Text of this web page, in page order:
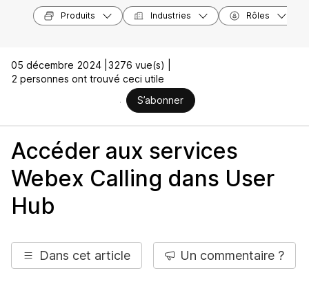
Produits Industries Rôles
05 décembre 2024 | 3276 vue(s) |
2 personnes ont trouvé ceci utile
S’abonner
Accéder aux services
Webex Calling dans User
Hub
Dans cet article Un commentaire ?